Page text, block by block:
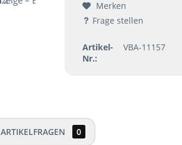
Merken
Frage stellen
Artikel-
Nr.:
VBA-11157
ARTIKELFRAGEN 0